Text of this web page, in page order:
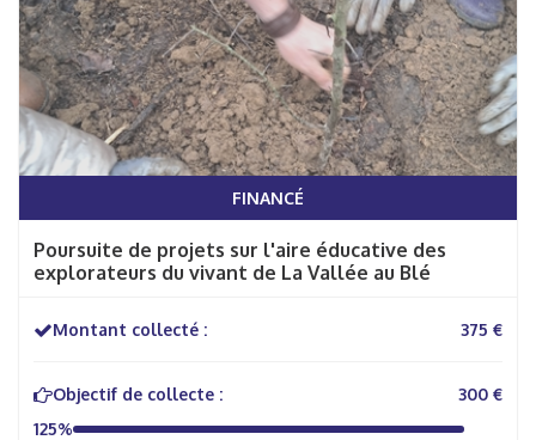
FINANCÉ
Poursuite de projets sur l'aire éducative des
explorateurs du vivant de La Vallée au Blé
Montant collecté : 375 €
Objectif de collecte :
300 €
125%